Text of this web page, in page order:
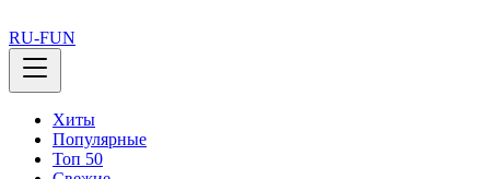
RU-FUN
Хиты
Популярные
Топ 50